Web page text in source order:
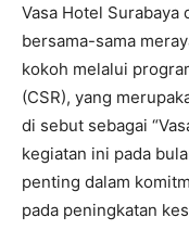
Vasa Hotel Surabaya
bersama-sama
kokoh melalui
(CSR), yang
di sebut sebagai
kegiatan ini pada
penting dalam
pada peningkatan